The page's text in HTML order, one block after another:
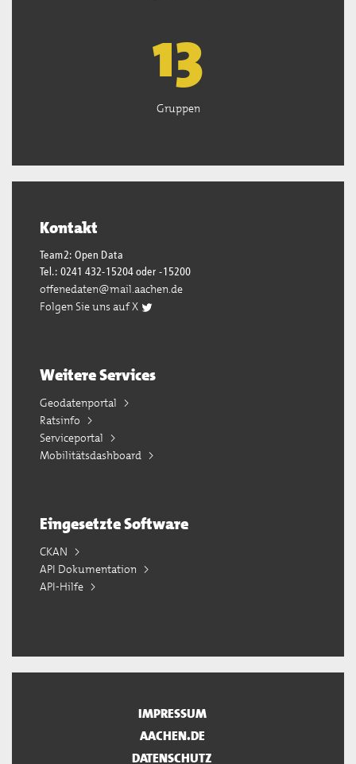
13
Gruppen
Kontakt
Team2: Open Data
Tel.: 0241 432-15204 oder -15200
offenedaten@mail.aachen.de
Folgen Sie uns auf X
Weitere Services
Geodatenportal
Ratsinfo
Serviceportal
Mobilitätsdashboard
Eingesetzte Software
CKAN
API Dokumentation
API-Hilfe
IMPRESSUM
AACHEN.DE
DATENSCHUTZ